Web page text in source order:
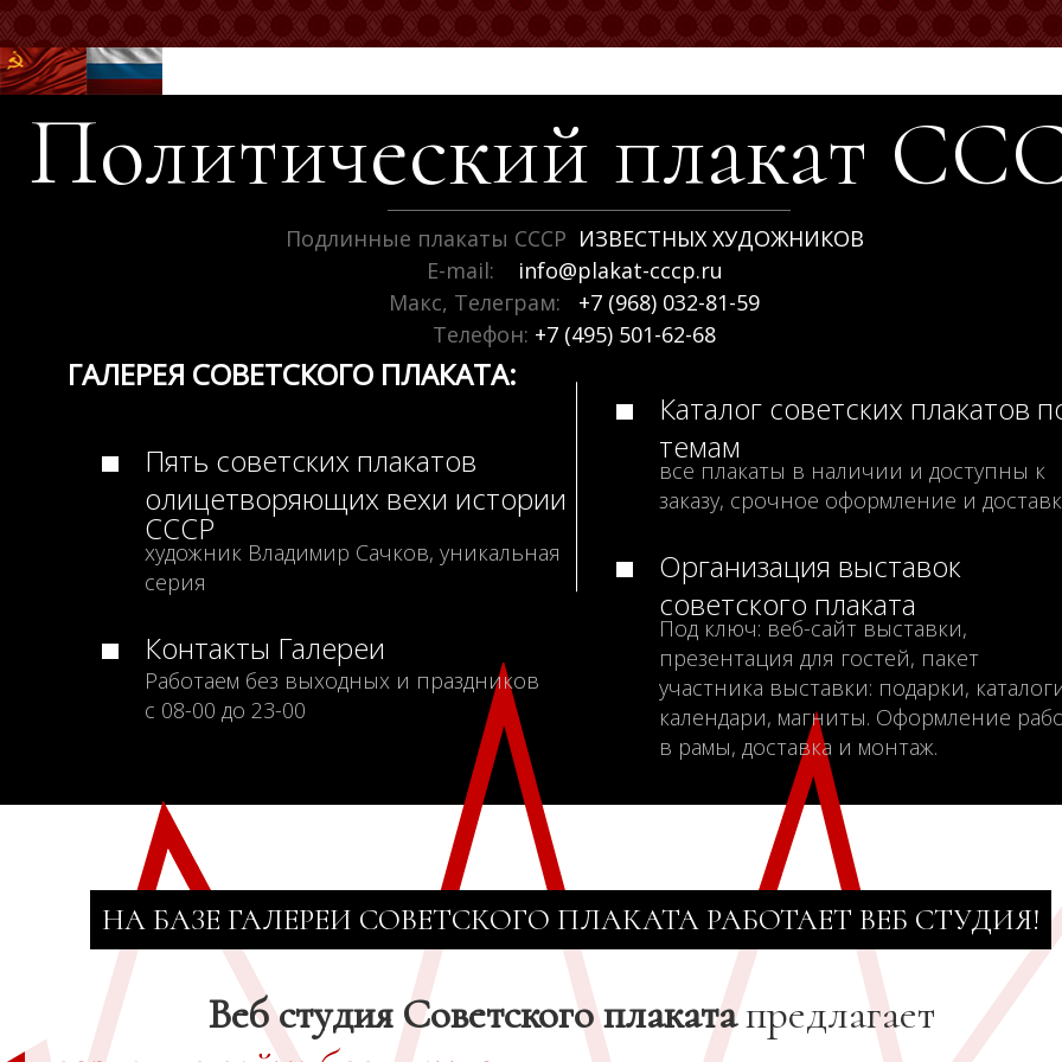
Политический плакат
Подлинные плакаты СССР ИЗВЕСТНЫХ ХУДОЖНИКОВ
E-mail:
info@plakat-cccp.ru
Макс, Телеграм:
+7 (968) 032-81-59
Телефон: +7 (495) 501-62-68
ГАЛЕРЕЯ СОВЕТСКОГО ПЛАКАТА:
Пять советских плакатов
олицетворяющих вехи истории
СССР
художник Владимир Сачков, уникальная
серия
Контакты Галереи
Работаем без выходных и праздников
с 08-00 до 23-00
Каталог советских плакатов
темам
все плакаты в наличии и доступны к
заказу, срочное оформление и
Организация выставок
советского плаката
Под ключ: веб-сайт выставки,
презентация для гостей, пакет
участника выставки: подарки,
календари, магниты. Оформление
в рамы, доставка и монтаж.
НА БАЗЕ ГАЛЕРЕИ СОВЕТСКОГО ПЛАКАТА РАБОТАЕТ ВЕБ СТУДИЯ!
Веб студия Советского плакатапредлагает